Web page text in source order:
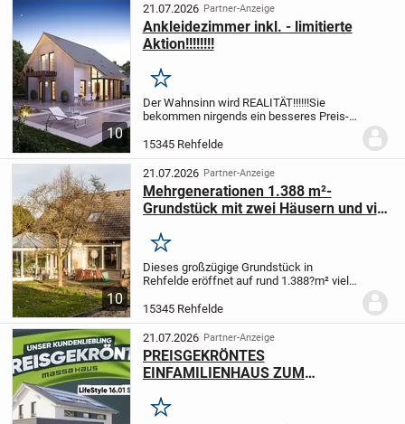
Wohnküche mit traumhaftem...
10
21.07.2026 Partner-Anzeige
Ankleidezimmer inkl. - limitierte
Aktion!!!!!!!!
Merken
Der Wahnsinn wird REALITÄT!!!!!!Sie
bekommen nirgends ein besseres Preis-
massa
feiert aktuell 45.000 Häuser made in
Germany und legt passend dazu...
15345 Rehfelde
10
21.07.2026 Partner-Anzeige
Mehrgenerationen 1.388 m²-
Grundstück mit zwei Häusern und viel
Merken
Dieses großzügige Grundstück in
Rehfelde eröffnet auf rund 1.388?m² viel
Im Zentrum steht ein individuell geplantes
Wohnhaus mit ca.?161,36?m²
Wohnfläche auf...
15345 Rehfelde
21.07.2026 Partner-Anzeige
PREISGEKRÖNTES
EINFAMILIENHAUS ZUM
SPAREN!
Merken